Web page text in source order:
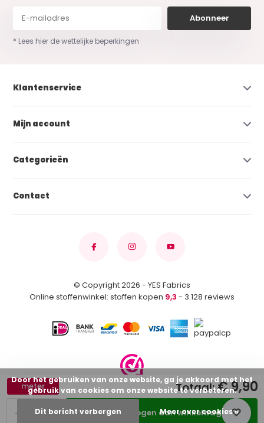
+
-
meter
Toevoegen aan winkelwagen
Totaal:€ 9,90
Abonneer
* Lees hier de wettelijke beperkingen
Klantenservice
Mijn account
Categorieën
Contact
© Copyright 2026 - YES Fabrics
Online stoffenwinkel: stoffen kopen 9,3 - 3.128 reviews
Door het gebruiken van onze website, ga je akkoord met het
gebruik van cookies om onze website te verbeteren.
Dit bericht verbergen Meer over cookies »